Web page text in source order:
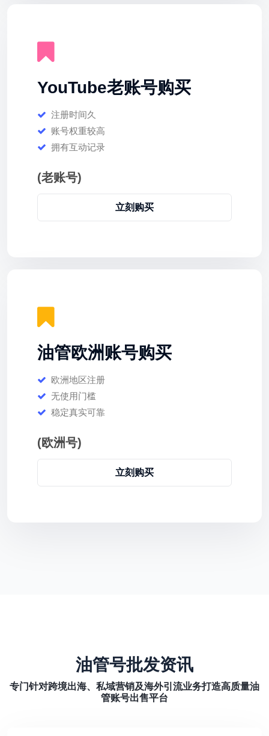
YouTube老账号购买
注册时间久
账号权重较高
拥有互动记录
(老账号)
立刻购买
油管欧洲账号购买
欧洲地区注册
无使用门槛
稳定真实可靠
(欧洲号)
立刻购买
油管号批发资讯
专门针对跨境出海、私域营销及海外引流业务打造高质量油
管账号出售平台